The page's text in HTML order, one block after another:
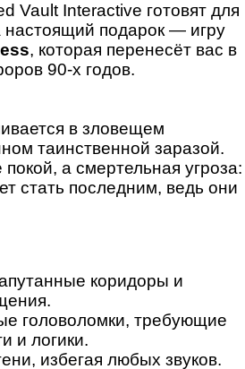
Vault Interactive готовят для
настоящий подарок — игру
, которая перенесёт вас в
90‑х годов.
в зловещем
таинственной заразой.
а смертельная угроза:
стать последним, ведь они
коридоры и
головоломки, требующие
и логики.
избегая любых звуков.